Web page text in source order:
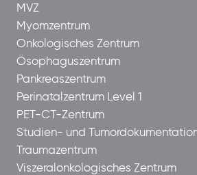
MVZ
Myomzentrum
Onkologisches Zentrum
Ösophaguszentrum
Pankreaszentrum
Perinatalzentrum Level 1
PET-CT-Zentrum
Studien- und
Traumazentrum
Viszeralonkologisches Zentrum